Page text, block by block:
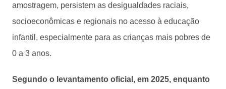
amostragem, persistem as desigualdades raciais,
socioeconômicas e regionais no acesso à educação
infantil, especialmente para as crianças mais pobres de
0 a 3 anos.
Segundo o levantamento oficial, em 2025, enquanto